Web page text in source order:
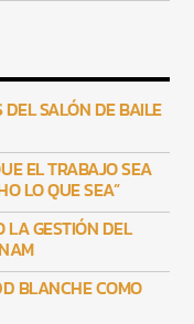
SALÓN DE BAILE
EL TRABAJO SEA
LO QUE SEA”
LA GESTIÓN DEL
BLANCHE COMO